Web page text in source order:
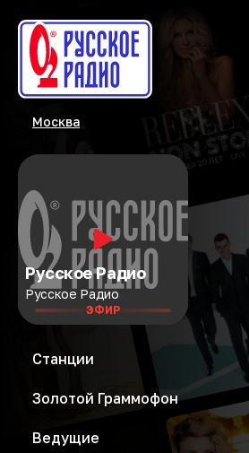
Москва
Русское Радио
Русское Радио
ЭФИР
Станции
Золотой Граммофон
Ведущие